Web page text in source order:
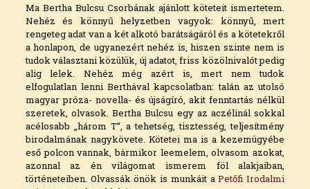
Ma Bertha Bulcsu Csorbának ajánlott köteteit ismertetem.
Nehéz és könnyű helyzetben vagyok: könnyű, mert
rengeteg adat van a két alkotó barátságáról és a kötetekről
a honlapon, de ugyanezért nehéz is, hiszen szinte nem is
tudok választani közülük, új adatot, friss közölnivalót pedig
alig lelek. Nehéz még azért is, mert nem tudok
elfogulatlan lenni Berthával kapcsolatban: talán az utolsó
magyar próza- novella- és újságíró, akit fenntartás nélkül
szeretek, olvasok. Bertha Bulcsu egy az aczélinál sokkal
acélosabb „három T”, a tehetség, tisztesség, teljesítmény
birodalmának nagykövete. Kötetei ma is a kezemügyébe
eső polcon vannak, bármikor leemelem, olvasom azokat,
azonnal az én világomat ismerem föl alakjaiban,
történeteiben. Olvassák önök is munkáit aPetőfi Irodalmi